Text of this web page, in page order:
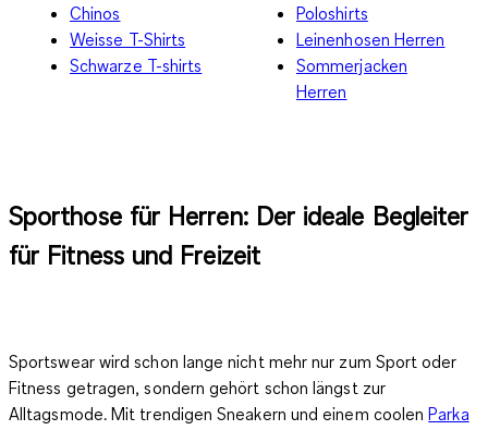
Chinos
Weisse T-Shirts
Schwarze T-shirts
Poloshirts
Leinenhosen Herren
Sommerjacken
Herren
Sporthose für Herren: Der ideale Begleiter
für Fitness und Freizeit
Sportswear wird schon lange nicht mehr nur zum Sport oder
Fitness getragen, sondern gehört schon längst zur
Alltagsmode. Mit trendigen Sneakern und einem coolenParka